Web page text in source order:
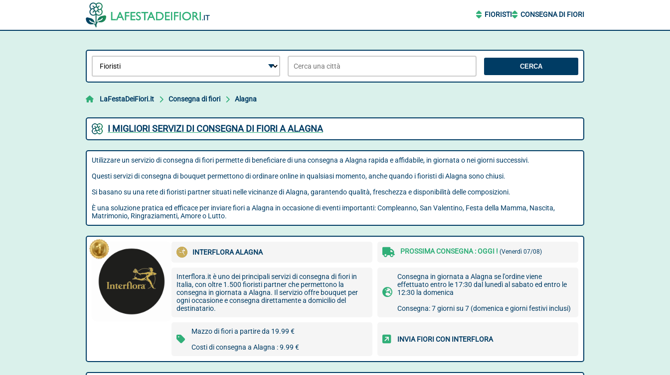
FIORISTI CONSEGNA DI FIORI
CERCA
LaFestaDeiFiori.it Consegna di fiori Alagna
I MIGLIORI SERVIZI DI CONSEGNA DI FIORI A ALAGNA
Utilizzare un servizio di consegna di fiori permette di beneficiare di una consegna a Alagna rapida e affidabile, in giornata o nei giorni successivi.
Questi servizi di consegna di bouquet permettono di ordinare online in qualsiasi momento, anche quando i fioristi di Alagna sono chiusi.
Si basano su una rete di fioristi partner situati nelle vicinanze di Alagna, garantendo qualità, freschezza e disponibilità delle composizioni.
È una soluzione pratica ed efficace per inviare fiori a Alagna in occasione di eventi importanti: Compleanno, San Valentino, Festa della Mamma, Nascita,
Matrimonio, Ringraziamenti, Amore o Lutto.
INTERFLORA ALAGNA PROSSIMA CONSEGNA : OGGI ! (Venerdì 07/08)
Interflora.it è uno dei principali servizi di consegna di fiori in
Italia, con oltre 1.500 fioristi partner che permettono la
consegna in giornata a Alagna. Il servizio offre bouquet per
ogni occasione e consegna direttamente a domicilio del
destinatario.
Consegna in giornata a Alagna se l'ordine viene
effettuato entro le 17:30 dal lunedì al sabato ed entro le
12:30 la domenica
Consegna: 7 giorni su 7 (domenica e giorni festivi inclusi)
Mazzo di fiori a partire da 19.99 €
Costi di consegna a Alagna : 9.99 €
INVIA FIORI CON INTERFLORA